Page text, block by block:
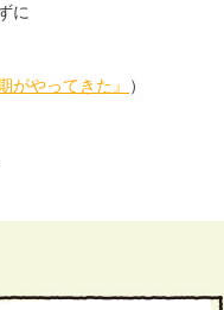
に
がやってきた』 ）